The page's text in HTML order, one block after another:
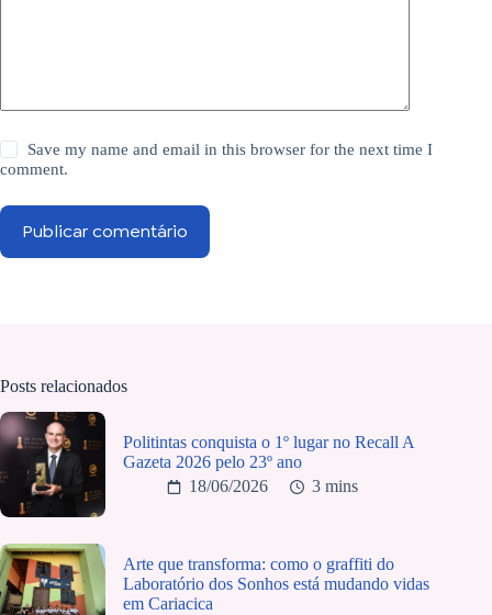
Save my name and email in this browser for the next time I
comment.
Publicar comentário
Posts relacionados
Politintas conquista o 1º lugar no Recall A
Gazeta 2026 pelo 23º ano
18/06/2026
3 mins
Arte que transforma: como o graffiti do
Laboratório dos Sonhos está mudando vidas
em Cariacica